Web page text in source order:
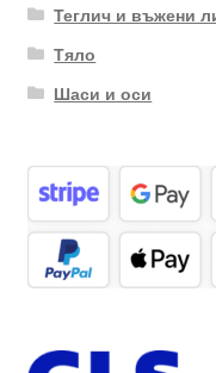
Теглич и въжени
Тяло
Шаси и оси